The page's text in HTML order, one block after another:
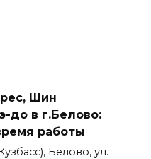
Шин
до в г.Белово:
работы
Белово, ул.